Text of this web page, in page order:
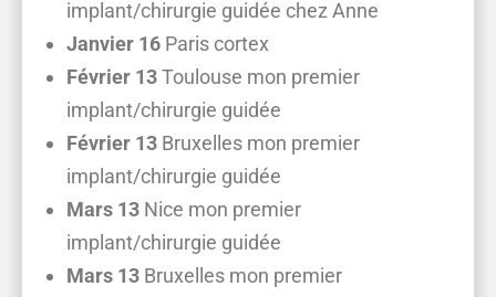
implant/chirurgie guidée chez Anne
Janvier 16 Paris cortex
Février 13Toulouse mon premier
implant/chirurgie guidée
Février 13 Bruxelles mon premier
implant/chirurgie guidée
Mars 13 Nice mon premier
implant/chirurgie guidée
Mars 13 Bruxelles mon premier